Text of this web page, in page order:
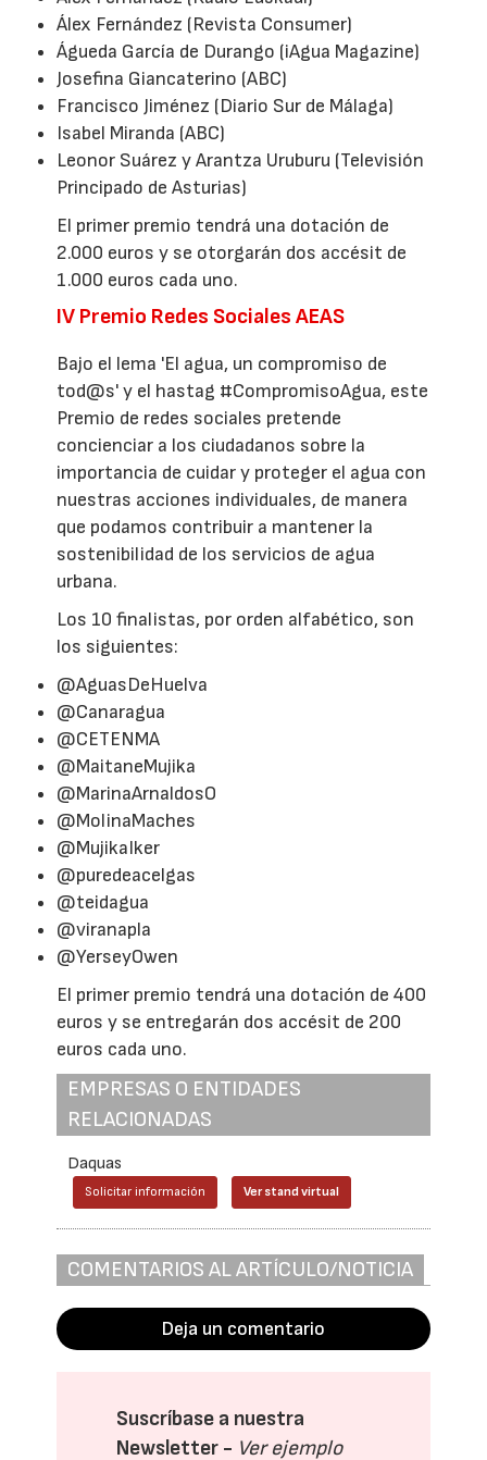
Álex Fernández (Revista Consumer)
Águeda García de Durango (iAgua Magazine)
Josefina Giancaterino (ABC)
Francisco Jiménez (Diario Sur de Málaga)
Isabel Miranda (ABC)
Leonor Suárez y Arantza Uruburu (Televisión
Principado de Asturias)
El primer premio tendrá una dotación de
2.000 euros y se otorgarán dos accésit de
1.000 euros cada uno.
IV Premio Redes Sociales AEAS
Bajo el lema 'El agua, un compromiso de
tod@s' y el hastag #CompromisoAgua, este
Premio de redes sociales pretende
concienciar a los ciudadanos sobre la
importancia de cuidar y proteger el agua con
nuestras acciones individuales, de manera
que podamos contribuir a mantener la
sostenibilidad de los servicios de agua
urbana.
Los 10 finalistas, por orden alfabético, son
los siguientes:
@AguasDeHuelva
@Canaragua
@CETENMA
@MaitaneMujika
@MarinaArnaldosO
@MolinaMaches
@MujikaIker
@puredeacelgas
@teidagua
@viranapla
@YerseyOwen
El primer premio tendrá una dotación de 400
euros y se entregarán dos accésit de 200
euros cada uno.
EMPRESAS O ENTIDADES
RELACIONADAS
Daquas
Solicitar información Ver stand virtual
COMENTARIOS AL ARTÍCULO/NOTICIA
Deja un comentario
Suscríbase a nuestra
Newsletter - Ver ejemplo